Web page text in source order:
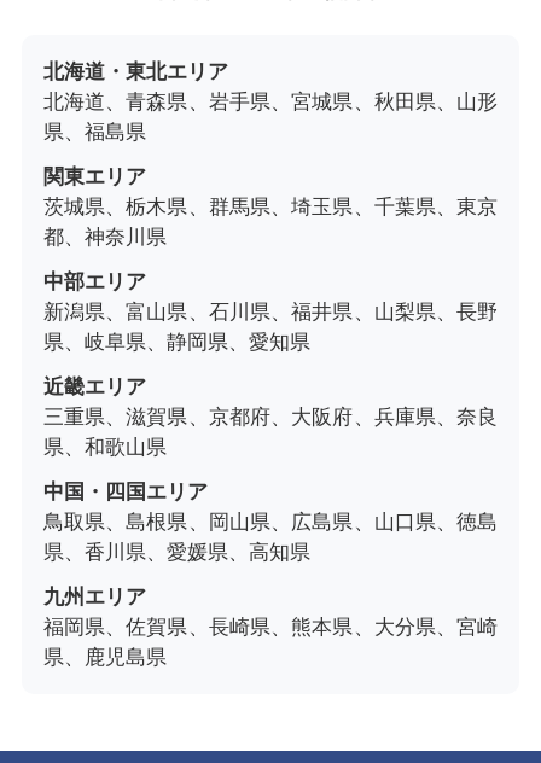
北海道・東北エリア
北海道、青森県、岩手県、宮城県、秋田県、山形
県、福島県
関東エリア
茨城県、栃木県、群馬県、埼玉県、千葉県、東京
都、神奈川県
中部エリア
新潟県、富山県、石川県、福井県、山梨県、長野
県、岐阜県、静岡県、愛知県
近畿エリア
三重県、滋賀県、京都府、大阪府、兵庫県、奈良
県、和歌山県
中国・四国エリア
鳥取県、島根県、岡山県、広島県、山口県、徳島
県、香川県、愛媛県、高知県
九州エリア
福岡県、佐賀県、長崎県、熊本県、大分県、宮崎
県、鹿児島県